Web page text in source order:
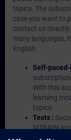
topics. The
case you want to
contact us
many languages,
English.
Self-
With this
learning
topics.
Tests :
SITRAIN
an integral